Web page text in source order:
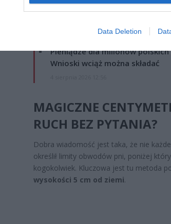
Data Deletion
Lidl przecenił hit do kuchni. Air
4 sierpnia 2026 16:06
Pieniądze dla milionów polskich
Wnioski wciąż można składać
MAGICZNE
RUCH BEZ PYTANIA?
Dobra wiadomość jest taka, że nie
określił limity obwodów pni, poniżej
kogokolwiek. Kluczowa jest tu metoda
wysokości 5 cm od ziemi.